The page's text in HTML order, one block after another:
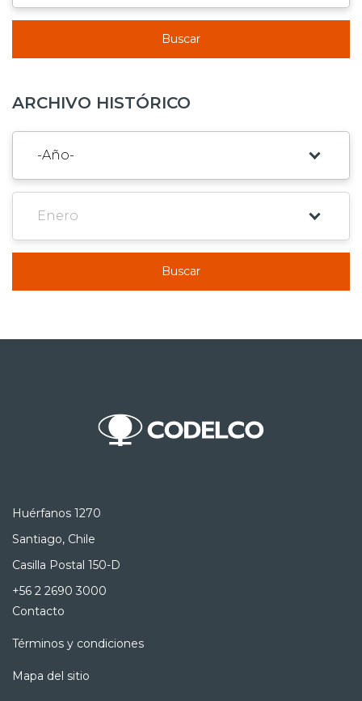
Buscar
ARCHIVO HISTÓRICO
Buscar
Huérfanos 1270
Santiago, Chile
Casilla Postal 150-D
+56 2 2690 3000
Contacto
Términos y condiciones
Mapa del sitio